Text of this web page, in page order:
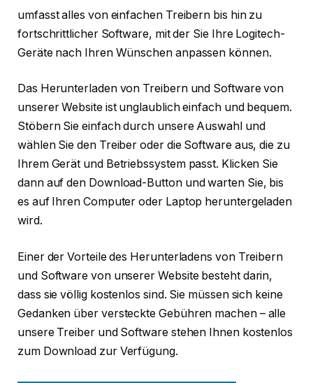
umfasst alles von einfachen Treibern bis hin zu
fortschrittlicher Software, mit der Sie Ihre Logitech-
Geräte nach Ihren Wünschen anpassen können.
Das Herunterladen von Treibern und Software von
unserer Website ist unglaublich einfach und bequem.
Stöbern Sie einfach durch unsere Auswahl und
wählen Sie den Treiber oder die Software aus, die zu
Ihrem Gerät und Betriebssystem passt. Klicken Sie
dann auf den Download-Button und warten Sie, bis
es auf Ihren Computer oder Laptop heruntergeladen
wird.
Einer der Vorteile des Herunterladens von Treibern
und Software von unserer Website besteht darin,
dass sie völlig kostenlos sind. Sie müssen sich keine
Gedanken über versteckte Gebühren machen – alle
unsere Treiber und Software stehen Ihnen kostenlos
zum Download zur Verfügung.